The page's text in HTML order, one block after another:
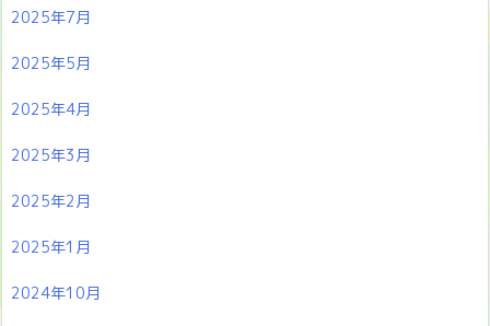
2025年7月
2025年5月
2025年4月
2025年3月
2025年2月
2025年1月
2024年10月